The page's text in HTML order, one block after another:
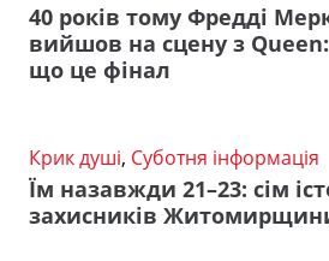
40 років тому Фредді
вийшов на сцену з Queen:
що це фінал
Крик душі, Суботня інформація
Їм назавжди 21–23: сім
захисників